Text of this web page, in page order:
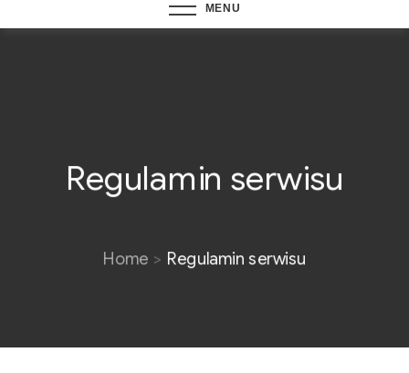
MENU
Regulamin serwisu
Home Regulamin serwisu